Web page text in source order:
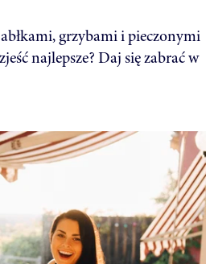
grzybami i pieczonymi
najlepsze? Daj się zabrać w